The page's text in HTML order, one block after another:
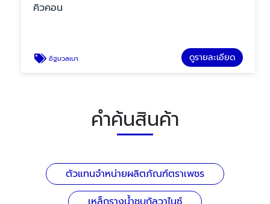
คิวคอน
อิฐมวลเบา ดูรายละเอียด
คำค้นสินค้า
ตัวแทนจำหน่ายผลิตภัณฑ์ตราเพชร